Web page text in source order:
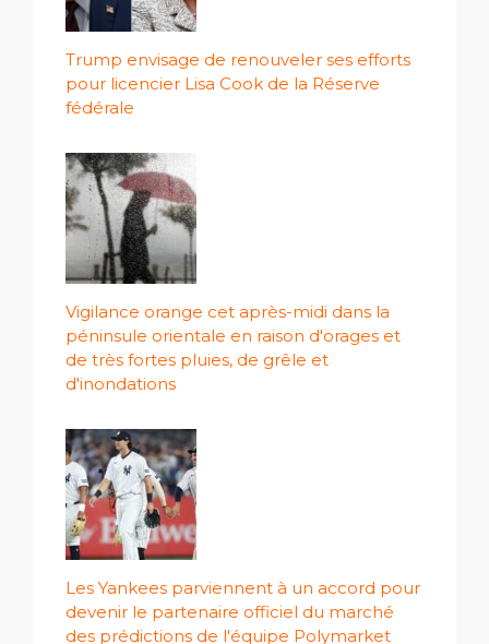
Trump envisage de renouveler ses efforts
pour licencier Lisa Cook de la Réserve
fédérale
Vigilance orange cet après-midi dans la
péninsule orientale en raison d'orages et
de très fortes pluies, de grêle et
d'inondations
Les Yankees parviennent à un accord pour
devenir le partenaire officiel du marché
des prédictions de l'équipe Polymarket